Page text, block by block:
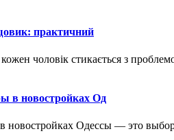
практичний
чоловік стикається з
в новостройках Од
новостройках Одессы — это